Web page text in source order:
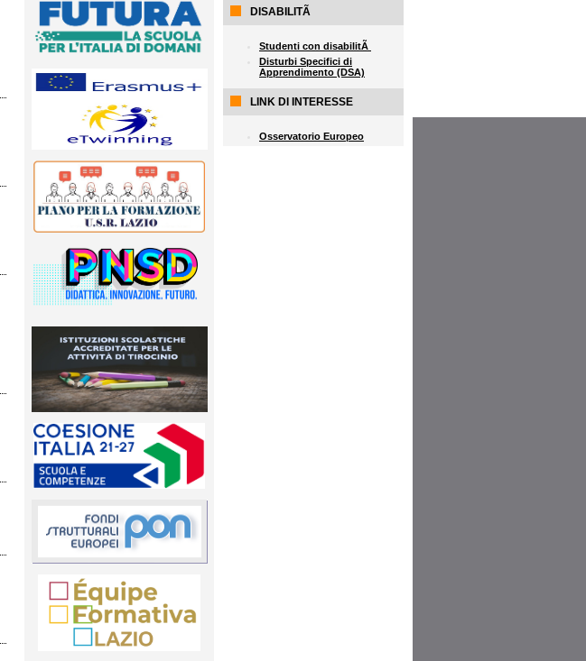
DISABILITÃ
Studenti con disabilitÃ
Disturbi Specifici di
Apprendimento (DSA)
LINK DI INTERESSE
Osservatorio Europeo